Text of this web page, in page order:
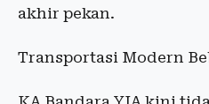
akhir pekan.
Transportasi Modern